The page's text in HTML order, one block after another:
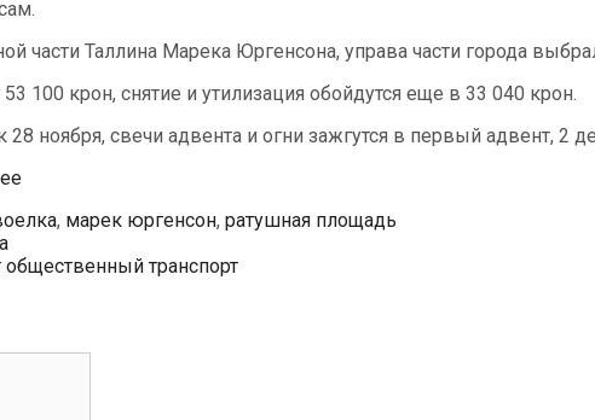
части Таллина Марека Юргенсона, управа части города
100 крон, снятие и утилизация обойдутся еще в 33 040 крон.
ноября, свечи адвента и огни зажгутся в первый адвент, 2
Метки
елка, марек юргенсон, ратушная площадь
транспорт